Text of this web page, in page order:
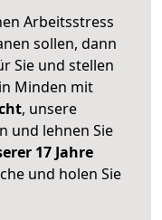
Arbeitsstress
sollen, dann
Sie und stellen
in Minden mit
, unsere
und lehnen Sie
17 Jahre
und holen Sie